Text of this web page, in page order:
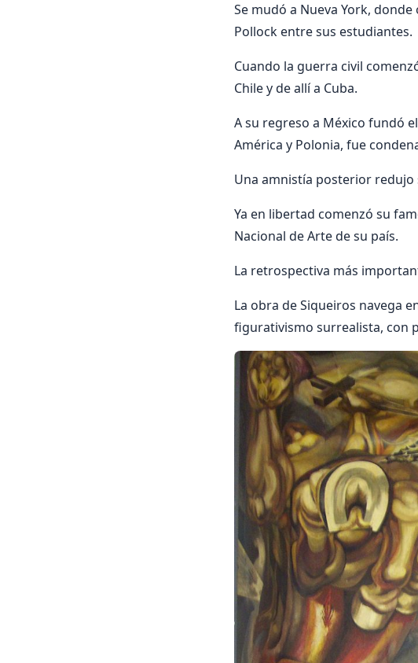
Se mudó a Nueva York,
Pollock entre sus estudiantes.
Cuando la guerra civil
Chile y de allí a Cuba.
A su regreso a México fundó
América y Polonia, fue
Una amnistía posterior redujo
Ya en libertad comenzó su
Nacional de Arte de su país.
La retrospectiva más
La obra de Siqueiros navega
figurativismo surrealista, con